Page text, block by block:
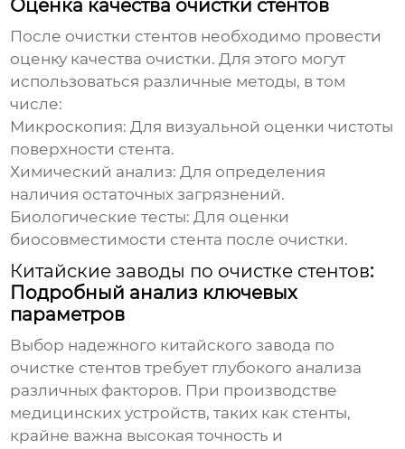
Оценка качества очистки стентов
После очистки стентов необходимо провести
оценку качества очистки. Для этого могут
использоваться различные методы, в том
числе:
Микроскопия: Для визуальной оценки чистоты
поверхности стента.
Химический анализ: Для определения
наличия остаточных загрязнений.
Биологические тесты: Для оценки
биосовместимости стента после очистки.
Китайские заводы по очистке стентов:
Подробный анализ ключевых
параметров
Выбор надежного китайского завода по
очистке стентов требует глубокого анализа
различных факторов. При производстве
медицинских устройств, таких как стенты,
крайне важна высокая точность и